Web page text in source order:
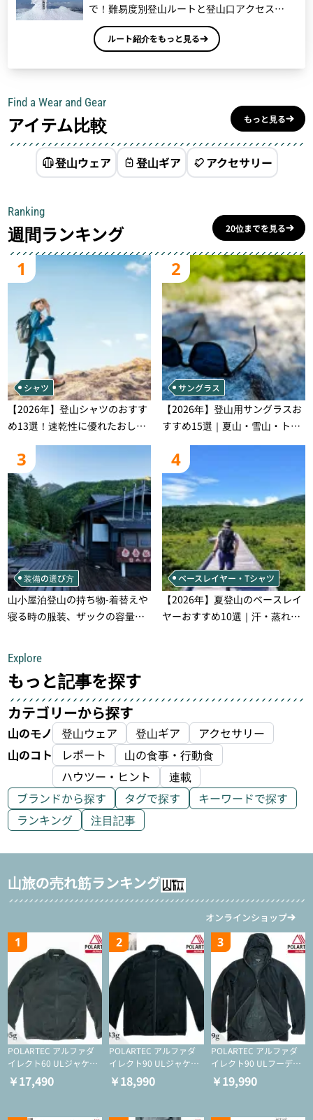
で！難易度別登山ルートと登山口アクセス・
各種情報をご紹介
ルート紹介をもっと見る
Find a Wear and Gear
アイテム比較 もっと見る
登山ウェア 登山ギア アクセサリー
Ranking
週間ランキング 20位までを見る
1
シャツ
【2026年】登山シャツのおすす
め13選！速乾性に優れたおしゃ
れなモデルを徹底紹介！
2
サングラス
【2026年】登山用サングラスお
すすめ15選｜夏山・雪山・トレ
ラン別、シーンで選ぶ失敗しな
い一本
3
装備の選び方
山小屋泊登山の持ち物‐着替えや
寝る時の服装、ザックの容量な
4
ベースレイヤー・Tシャツ
【2026年】夏登山のベースレイ
ヤーおすすめ10選｜汗・蒸れ・
Explore
もっと記事を探す
カテゴリーから探す
山のモノ 登山ウェア 登山ギア
アクセサリー
山のコト
レポート
山の食事・行動食
ハウツー・ヒント
連載
ブランドから探す
タグで探す
キーワードで探す
ランキング
注目記事
山旅の売れ筋ランキング
オンラインショップ
1
POLARTEC アルファダ
イレクト60 ULジャケッ
ト（登山/ミドルレイヤ
ー/化繊ジャケット）
￥17,490
2
POLARTEC アルファダ
イレクト90 ULジャケッ
ト（アクティブインサレ
ーション/ミドルレイヤ
￥18,990
3
POLARTEC アルファダ
イレクト90 ULフーディ
（アクティブインサレー
ション/ミドルレイヤー/
￥19,990